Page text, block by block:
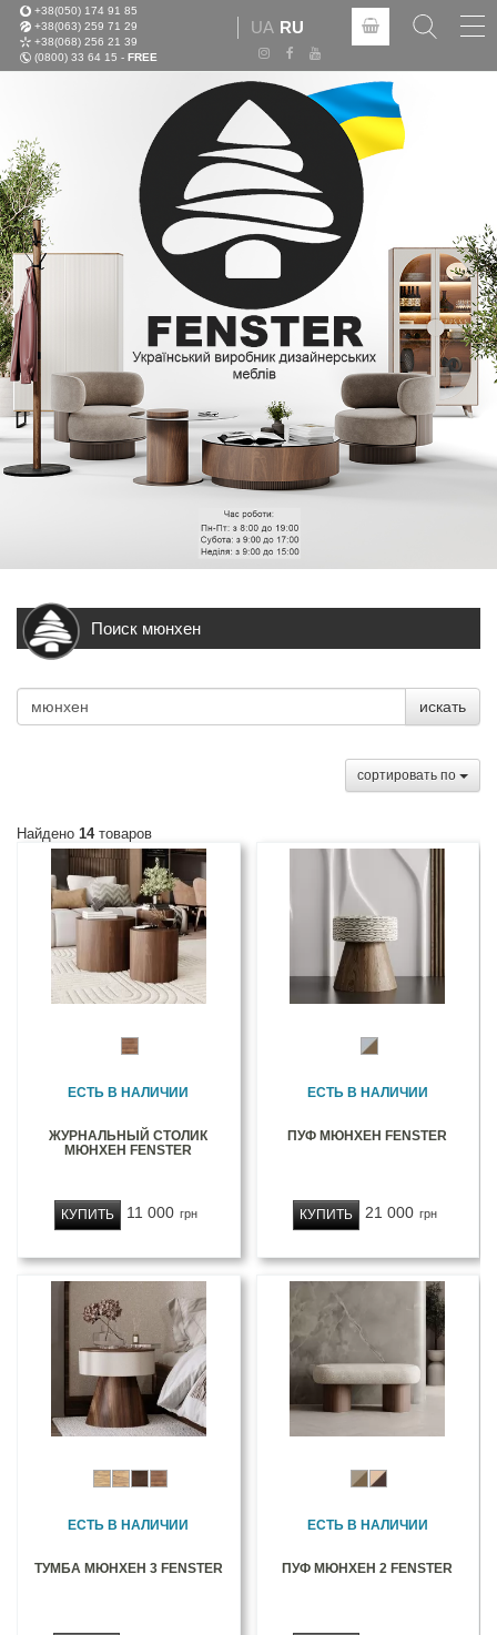
+38(050) 174 91 85
+38(063) 259 71 29
+38(068) 256 21 39
(0800) 33 64 15 - FREE
UA RU
Поиск мюнхен
искать
cортировать по
Найдено 14товаров
ЕСТЬ В НАЛИЧИИ
ЖУРНАЛЬНЫЙ СТОЛИК
МЮНХЕН FENSTER
11 000 грн
КУПИТЬ
ЕСТЬ В НАЛИЧИИ
ПУФ МЮНХЕН FENSTER
21 000 грн
КУПИТЬ
ЕСТЬ В НАЛИЧИИ
ТУМБА МЮНХЕН 3 FENSTER
ЕСТЬ В НАЛИЧИИ
ПУФ МЮНХЕН 2 FENSTER